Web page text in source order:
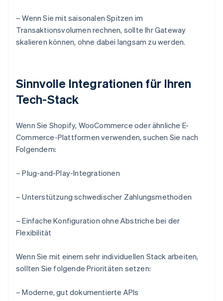
– Wenn Sie mit saisonalen Spitzen im
Transaktionsvolumen rechnen, sollte Ihr Gateway
skalieren können, ohne dabei langsam zu werden.
Sinnvolle Integrationen für Ihren
Tech-Stack
Wenn Sie Shopify, WooCommerce oder ähnliche E-
Commerce-Plattformen verwenden, suchen Sie nach
Folgendem:
– Plug-and-Play-Integrationen
– Unterstützung schwedischer Zahlungsmethoden
– Einfache Konfiguration ohne Abstriche bei der
Flexibilität
Wenn Sie mit einem sehr individuellen Stack arbeiten,
sollten Sie folgende Prioritäten setzen:
– Moderne, gut dokumentierte APIs